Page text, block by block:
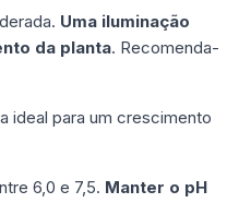
Uma iluminação
da planta. Recomenda-
ideal para um crescimento
6,0 e 7,5. Manter o pH